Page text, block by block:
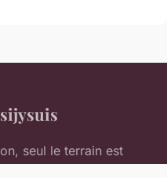
seul le terrain est